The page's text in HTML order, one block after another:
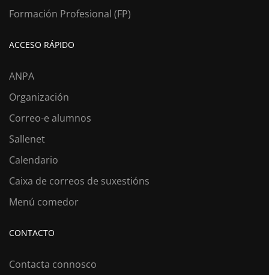
Formación Profesional (FP)
ACCESO RÁPIDO
ANPA
Organización
Correo-e alumnos
Sallenet
Calendario
Caixa de correos de suxestións
Menú comedor
CONTACTO
Contacta connosco